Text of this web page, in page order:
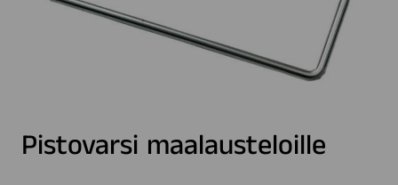
Pistovarsi maalausteloille